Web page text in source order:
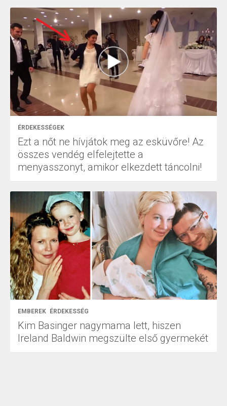
ÉRDEKESSÉGEK
Ezt a nőt ne hívjátok meg az esküvőre! Az
összes vendég elfelejtette a
menyasszonyt, amikor elkezdett táncolni!
EMBEREK ÉRDEKESSÉG
Kim Basinger nagymama lett, hiszen
Ireland Baldwin megszülte első gyermekét